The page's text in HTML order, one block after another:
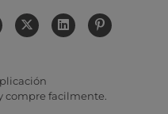
compre facilmente.